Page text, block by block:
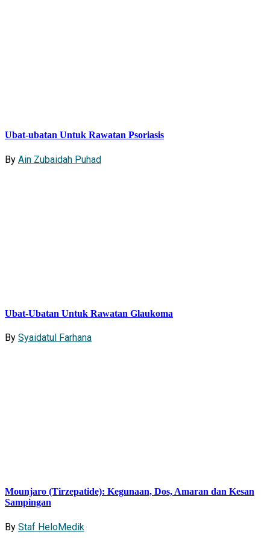
Ubat-ubatan Untuk Rawatan Psoriasis
By Ain Zubaidah Puhad
Ubat-Ubatan Untuk Rawatan Glaukoma
By Syaidatul Farhana
Mounjaro (Tirzepatide): Kegunaan, Dos, Amaran dan Kesan
Sampingan
By Staf HeloMedik